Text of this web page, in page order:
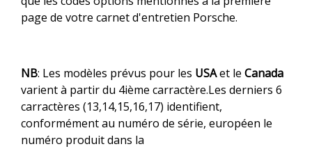
page de votre carnet d'entretien Porsche.
NB: Les modèles prévus pour les USAet leCanada
varient à partir du 4ième carractère.Les derniers 6
carractères (13,14,15,16,17) identifient,
conformément au numéro de série, européen le
numéro produit dans la